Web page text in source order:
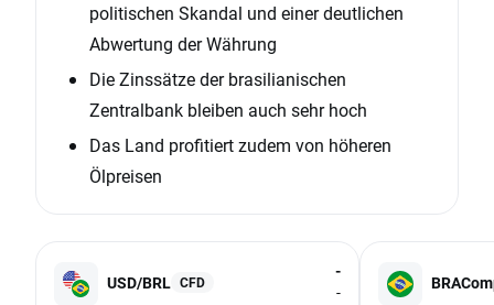
politischen Skandal und einer deutlichen
Abwertung der Währung
Die Zinssätze der brasilianischen
Zentralbank bleiben auch sehr hoch
Das Land profitiert zudem von höheren
Ölpreisen
USD/BRL CFD
-
-